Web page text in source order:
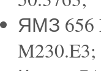
ЯМЗ 656
M230.E3;